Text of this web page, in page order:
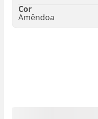
Cor
Amêndoa